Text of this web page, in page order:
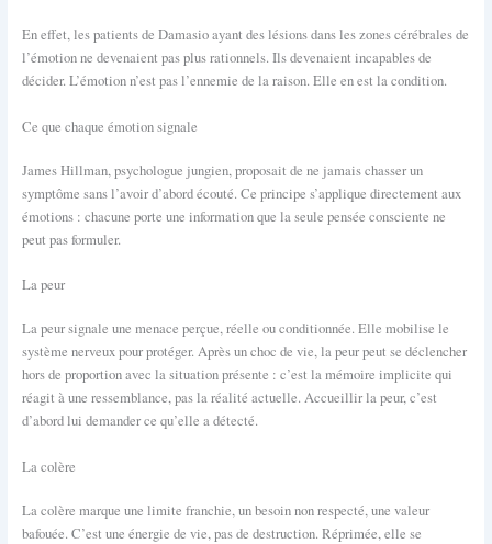
En effet, les patients de Damasio ayant des lésions dans les zones cérébrales de
l’émotion ne devenaient pas plus rationnels. Ils devenaient incapables de
décider. L’émotion n’est pas l’ennemie de la raison. Elle en est la condition.
Ce que chaque émotion signale
James Hillman, psychologue jungien, proposait de ne jamais chasser un
symptôme sans l’avoir d’abord écouté. Ce principe s’applique directement aux
émotions : chacune porte une information que la seule pensée consciente ne
peut pas formuler.
La peur
La peur signale une menace perçue, réelle ou conditionnée. Elle mobilise le
système nerveux pour protéger. Après un choc de vie, la peur peut se déclencher
hors de proportion avec la situation présente : c’est la mémoire implicite qui
réagit à une ressemblance, pas la réalité actuelle. Accueillir la peur, c’est
d’abord lui demander ce qu’elle a détecté.
La colère
La colère marque une limite franchie, un besoin non respecté, une valeur
bafouée. C’est une énergie de vie, pas de destruction. Réprimée, elle se